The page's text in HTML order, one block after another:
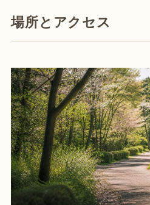
場所とアクセス